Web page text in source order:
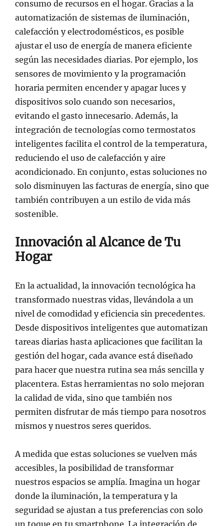
consumo de recursos en el hogar. Gracias a la
automatización de sistemas de iluminación,
calefacción y electrodomésticos, es posible
ajustar el uso de energía de manera eficiente
según las necesidades diarias. Por ejemplo, los
sensores de movimiento y la programación
horaria permiten encender y apagar luces y
dispositivos solo cuando son necesarios,
evitando el gasto innecesario. Además, la
integración de tecnologías como termostatos
inteligentes facilita el control de la temperatura,
reduciendo el uso de calefacción y aire
acondicionado. En conjunto, estas soluciones no
solo disminuyen las facturas de energía, sino que
también contribuyen a un estilo de vida más
sostenible.
Innovación al Alcance de Tu
Hogar
En la actualidad, la innovación tecnológica ha
transformado nuestras vidas, llevándola a un
nivel de comodidad y eficiencia sin precedentes.
Desde dispositivos inteligentes que automatizan
tareas diarias hasta aplicaciones que facilitan la
gestión del hogar, cada avance está diseñado
para hacer que nuestra rutina sea más sencilla y
placentera. Estas herramientas no solo mejoran
la calidad de vida, sino que también nos
permiten disfrutar de más tiempo para nosotros
mismos y nuestros seres queridos.
A medida que estas soluciones se vuelven más
accesibles, la posibilidad de transformar
nuestros espacios se amplía. Imagina un hogar
donde la iluminación, la temperatura y la
seguridad se ajustan a tus preferencias con solo
un toque en tu smartphone. La integración de